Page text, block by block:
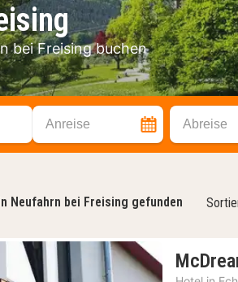
bei Freising buchen
Anreise Abreise
Neufahrn bei Freising gefunden